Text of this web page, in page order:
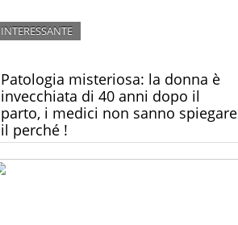
Patologia misteriosa: la donna è
invecchiata di 40 anni dopo il
parto, i medici non sanno spiegare
il perché !
INTERESSANTE
da una strana patologia, sembra una donna
anziana di 70 anni, ma ne ha solo 27!